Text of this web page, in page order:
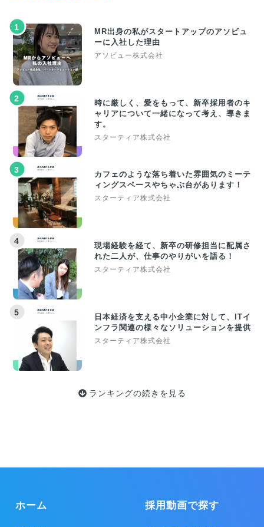
1
MR出身の私がスタートアップのアソビュ
ーに入社した理由
アソビュー株式会社
2
時に厳しく、愛をもって、新卒採用者のキ
ャリアについて一緒になって考え、導きま
す。
スターティア株式会社
3
カフェのような落ち着いた雰囲気のミーテ
ィングスペースやちゃぶ台があります！
スターティア株式会社
4
現場経験を経て、新卒の研修担当に配属さ
れた二人が、仕事のやりがいを語る！
スターティア株式会社
5
日本経済を支える中小企業に対して、ITイ
ンフラ関連の様々なソリューションを提供
スターティア株式会社
ランキングの続きを見る
ホーム 採用動画で探す